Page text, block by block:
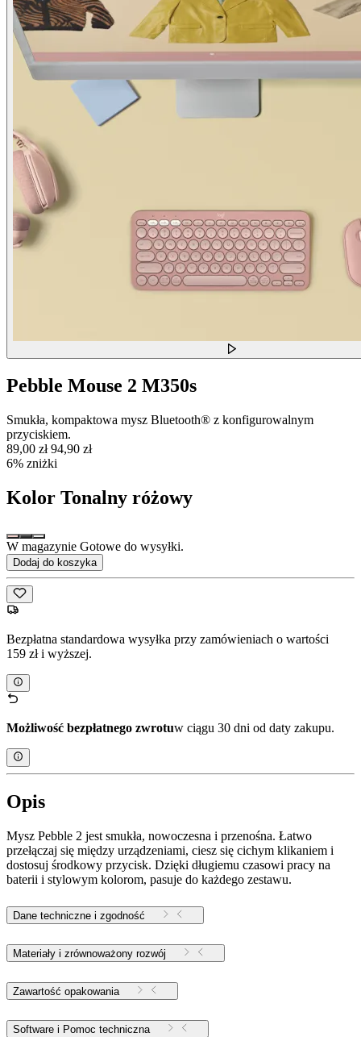
Pebble Mouse 2 M350s
Smukła, kompaktowa mysz Bluetooth® z konfigurowalnym
przyciskiem.
89,00 zł 94,90 zł
6% zniżki
Kolor Tonalny różowy
W magazynie Gotowe do wysyłki.
Dodaj do koszyka
Bezpłatna standardowa wysyłka przy zamówieniach o wartości
159 zł i wyższej.
Możliwość bezpłatnego zwrotuw ciągu 30 dni od daty zakupu.
Opis
Mysz Pebble 2 jest smukła, nowoczesna i przenośna. Łatwo
przełączaj się między urządzeniami, ciesz się cichym klikaniem i
dostosuj środkowy przycisk. Dzięki długiemu czasowi pracy na
baterii i stylowym kolorom, pasuje do każdego zestawu.
Dane techniczne i zgodność
Materiały i zrównoważony rozwój
Zawartość opakowania
Software i Pomoc techniczna